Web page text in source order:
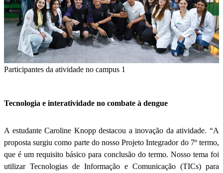
Participantes da atividade no campus 1
Tecnologia e interatividade no combate à dengue
A estudante Caroline Knopp destacou a inovação da atividade. “A
proposta surgiu como parte do nosso Projeto Integrador do 7º termo,
que é um requisito básico para conclusão do termo. Nosso tema foi
utilizar Tecnologias de Informação e Comunicação (TICs) para